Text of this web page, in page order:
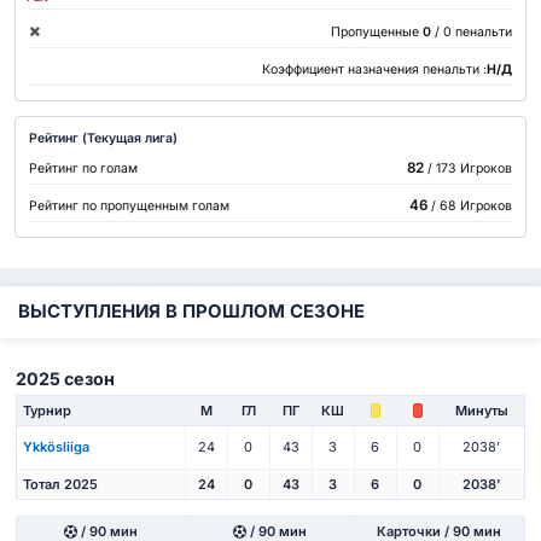
Пропущенные 0 / 0 пенальти
Коэффициент назначения пенальти :Н/Д
Рейтинг (Текущая лига)
Рейтинг по голам
82/ 173 Игроков
Рейтинг по пропущенным голам 46/ 68 Игроков
ВЫСТУПЛЕНИЯ В ПРОШЛОМ СЕЗОНЕ
2025 сезон
Турнир М ГЛ ПГ КШ Минуты
Ykkösliiga 24 0 43 3 6 0 2038'
Тотал 2025 24 0 43 3 6 0 2038'
/ 90 мин / 90 мин Карточки / 90 мин